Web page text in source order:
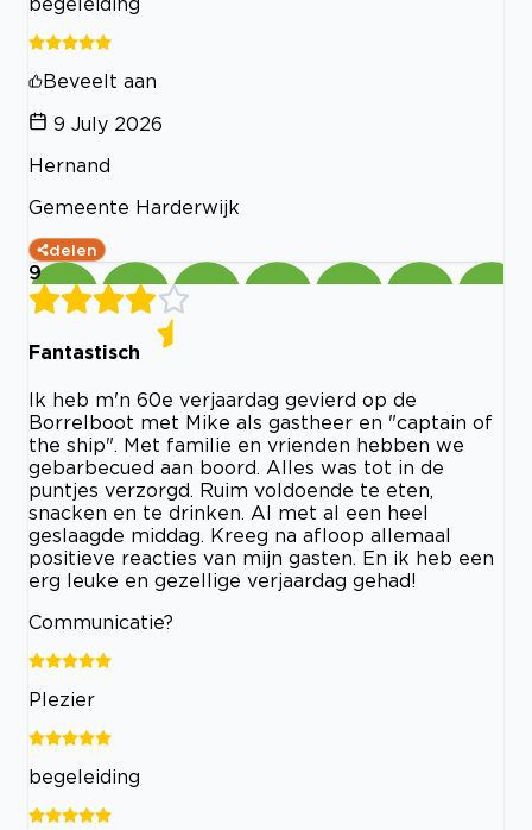
Beveelt aan
9 July 2026
Hernand
Gemeente Harderwijk
delen
9
Fantastisch
Ik heb m'n 60e verjaardag gevierd op de
Borrelboot met Mike als gastheer en "captain of
the ship". Met familie en vrienden hebben we
gebarbecued aan boord. Alles was tot in de
puntjes verzorgd. Ruim voldoende te eten,
snacken en te drinken. Al met al een heel
geslaagde middag. Kreeg na afloop allemaal
positieve reacties van mijn gasten. En ik heb een
erg leuke en gezellige verjaardag gehad!
Communicatie?
Plezier
begeleiding